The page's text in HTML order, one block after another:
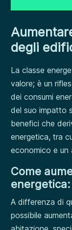
degli
La classe
valore; è un
dei consumi
del suo impatto
benefici che
energetica, tra
economico e un
Come
A differenza di
possibile